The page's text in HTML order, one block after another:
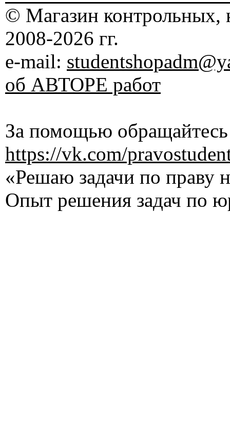
© Магазин контрольных,
2008-2026 гг.
e-mail:
об АВТОРЕ работ
За помощью
https://vk.com/
«Решаю задачи по праву
Опыт решения задач по